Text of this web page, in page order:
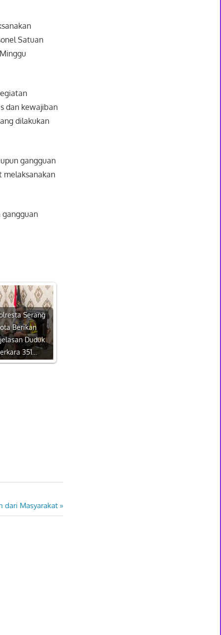
Satuan
dan kewajiban
dilakukan
gangguan
melaksanakan
Serang
Berikan
Duduk
351…
dari Masyarakat